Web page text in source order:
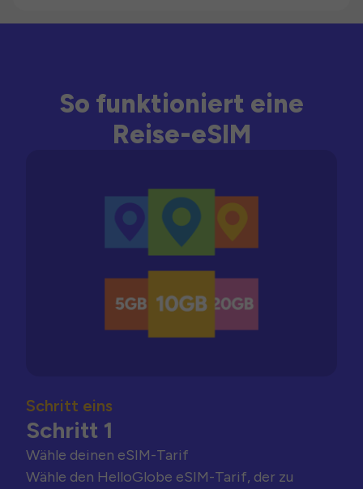
So funktioniert eine
Reise-eSIM
Schritt eins
Schritt 1
Wähle deinen eSIM-Tarif
Wähle den HelloGlobe eSIM-Tarif, der zu